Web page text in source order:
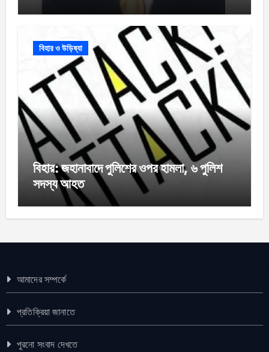
বিহার ও উড়িষ্যা
বিহার: জহানাবাদে পুলিশের ওপর হামলা, ৬ পুলিশ
সদস্য আহত
আমাদের সম্পর্কে
প্রতিক্রিয়া জানাতে
পুরনো সংবাদ দেখতে